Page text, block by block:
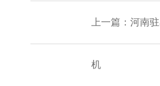
上一篇： 河南
机